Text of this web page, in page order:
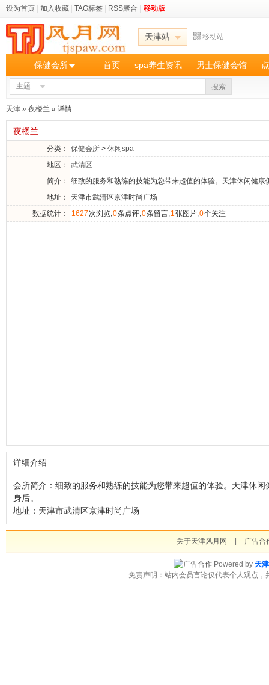
设为首页 加入收藏 TAG标签 RSS聚合 移动版
天津站 移动站
保健会所 首页 spa养生资讯 男士保健会馆
主题 搜索
天津 » 夜楼兰 » 详情
夜楼兰
分类： 保健会所 > 休闲spa
地区：
武清区
简介：
细致的服务和熟练的技能为您带来超值的体验。天津休闲健
地址：
天津市武清区京津时尚广场
数据统计：
1627 次浏览,0条点评,0条留言,1张图片,0个关注
详细介绍
会所简介： 细致的服务和熟练的技能为您带来超值的体验。天津休
身后。
地址： 天津市武清区京津时尚广场
关于天津风月网 广告合
Powered by 天
免责声明：站内会员言论仅代表个人观点